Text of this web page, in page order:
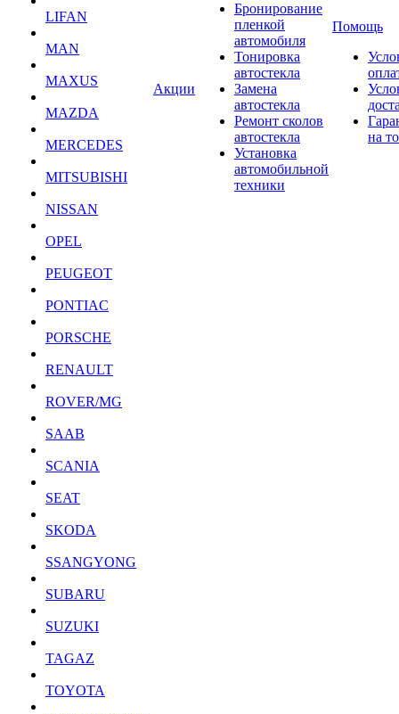
LIFAN
MAN
MAXUS
MAZDA
MERCEDES
MITSUBISHI
NISSAN
OPEL
PEUGEOT
PONTIAC
PORSCHE
RENAULT
ROVER/MG
SAAB
SCANIA
SEAT
SKODA
SSANGYONG
SUBARU
SUZUKI
TAGAZ
TOYOTA
Акции
Бронирование
пленкой
автомобиля
Тонировка
автостекла
Замена
автостекла
Ремонт сколов
автостекла
Установка
автомобильной
техники
Помощь
на